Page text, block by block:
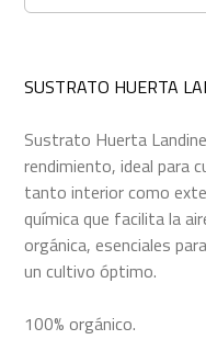
SUSTRATO HUERTA
Sustrato Huerta
rendimiento, ideal para
tanto interior como
química que facilita la
orgánica, esenciales
un cultivo óptimo.
100% orgánico.